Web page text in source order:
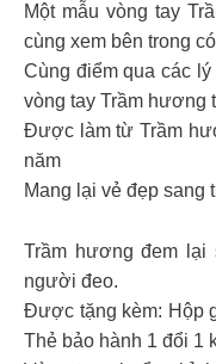
Một mẫu vòng tay
cùng xem bên trong
Cùng điểm qua các
vòng tay Trầm hương
Được làm từ Trầm
năm
Mang lại vẻ đẹp sang
Trầm hương đem lại
người đeo.
Được tặng kèm: Hộp
Thẻ bảo hành 1 đổi 1